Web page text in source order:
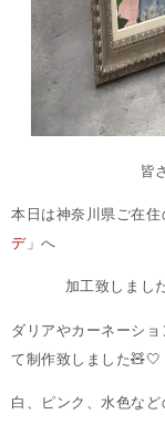
皆
本日は神奈川県ご在
デ」へ
加工致しまし
ダリアやカーネーシ
て制作致しました🧸🤍
白、ピンク、水色など